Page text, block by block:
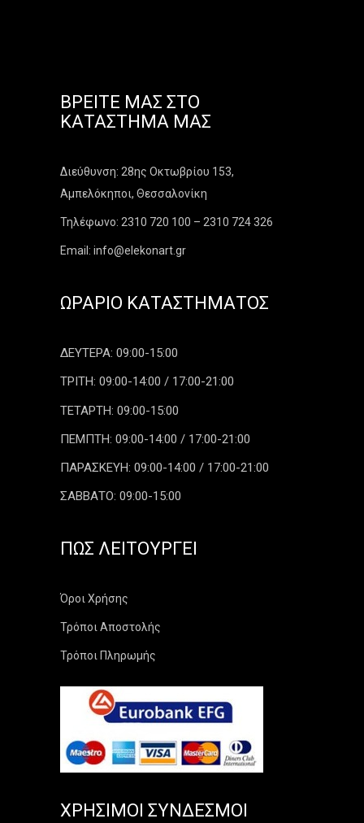
ΒΡΕΊΤΕ ΜΑΣ ΣΤΟ
ΚΑΤΆΣΤΗΜΑ ΜΑΣ
Διεύθυνση: 28ης Οκτωβρίου 153,
Αμπελόκηποι, Θεσσαλονίκη
Τηλέφωνο: 2310 720 100 – 2310 724 326
Email: info@elekonart.gr
ΩΡΆΡΙΟ ΚΑΤΑΣΤΉΜΑΤΟΣ
ΔΕΥΤΕΡΑ: 09:00-15:00
ΤΡΙΤΗ: 09:00-14:00 / 17:00-21:00
ΤΕΤΑΡΤΗ: 09:00-15:00
ΠΕΜΠΤΗ: 09:00-14:00 / 17:00-21:00
ΠΑΡΑΣΚΕΥΗ: 09:00-14:00 / 17:00-21:00
ΣΑΒΒΑΤΟ: 09:00-15:00
ΠΏΣ ΛΕΙΤΟΥΡΓΕΊ
Όροι Χρήσης
Τρόποι Αποστολής
Τρόποι Πληρωμής
ΧΡΉΣΙΜΟΙ ΣΎΝΔΕΣΜΟΙ